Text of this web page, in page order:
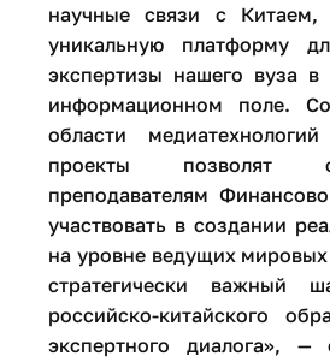
научные связи с
уникальную платформу
экспертизы нашего вуза
информационном поле.
области
проекты позволят
преподавателям
участвовать в создании
на уровне ведущих мировых
стратегически важный
российско-китайского
экспертного диалога», —